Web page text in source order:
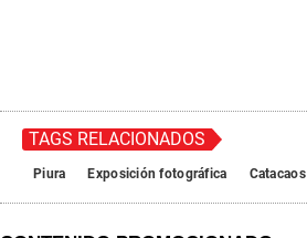
TAGS RELACIONADOS
Piura Exposición fotográfica Catacaos